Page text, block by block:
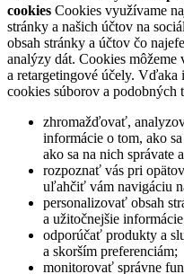
cookies Cookies využívame
stránky a našich účtov na
obsah stránky a účtov čo
analýzy dát. Cookies
a retargetingové účely. Vďaka
cookies súborov a podobných
zhromažďovať,
informácie o tom, ako
ako sa na nich správate
rozpoznať vás pri
uľahčiť vám navigáciu
personalizovať obsah
a užitočnejšie
odporúčať produkty a
a skorším preferenciám;
monitorovať správne